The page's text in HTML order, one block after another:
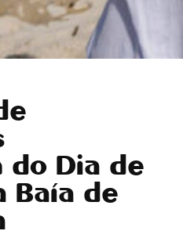
Dia de
Baía de